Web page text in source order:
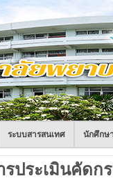
ระบบสารสนเทศ นักศึกษ
ประเมินคัดก